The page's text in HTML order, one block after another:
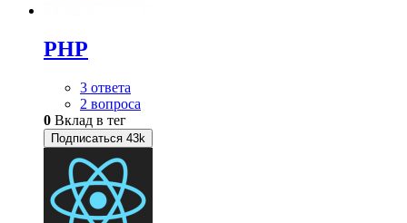
PHP
3 ответа
2 вопроса
0 Вклад в тег
Подписаться 43k